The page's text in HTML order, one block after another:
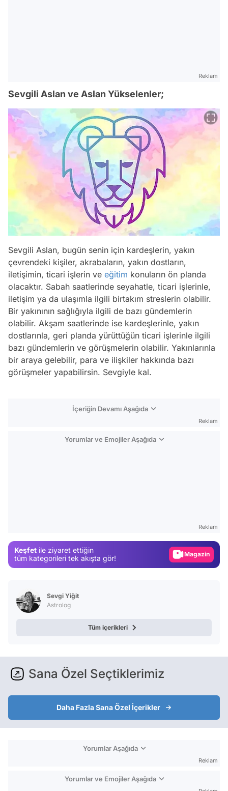
Reklam
Sevgili Aslan ve Aslan Yükselenler;
Sevgili Aslan, bugün senin için kardeşlerin, yakın
çevrendeki kişiler, akrabaların, yakın dostların,
iletişimin, ticari işlerin ve eğitim konuların ön planda
olacaktır. Sabah saatlerinde seyahatle, ticari işlerinle,
iletişim ya da ulaşımla ilgili birtakım streslerin olabilir.
Bir yakınının sağlığıyla ilgili de bazı gündemlerin
olabilir. Akşam saatlerinde ise kardeşlerinle, yakın
dostlarınla, geri planda yürüttüğün ticari işlerinle ilgili
bazı gündemlerin ve görüşmelerin olabilir. Yakınlarınla
bir araya gelebilir, para ve ilişkiler hakkında bazı
görüşmeler yapabilirsin. Sevgiyle kal.
İçeriğin Devamı Aşağıda
Reklam
Yorumlar ve Emojiler Aşağıda
Reklam
Keşfet ile ziyaret ettiğin
tüm kategorileri tek akışta gör!
Magazin
Sevgi Yiğit
Astrolog
Tüm içerikleri
Sana Özel Seçtiklerimiz
Daha Fazla Sana Özel İçerikler
Yorumlar Aşağıda
Reklam
Yorumlar ve Emojiler Aşağıda